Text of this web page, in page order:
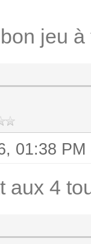
jeu
01:38 PM
aux 4